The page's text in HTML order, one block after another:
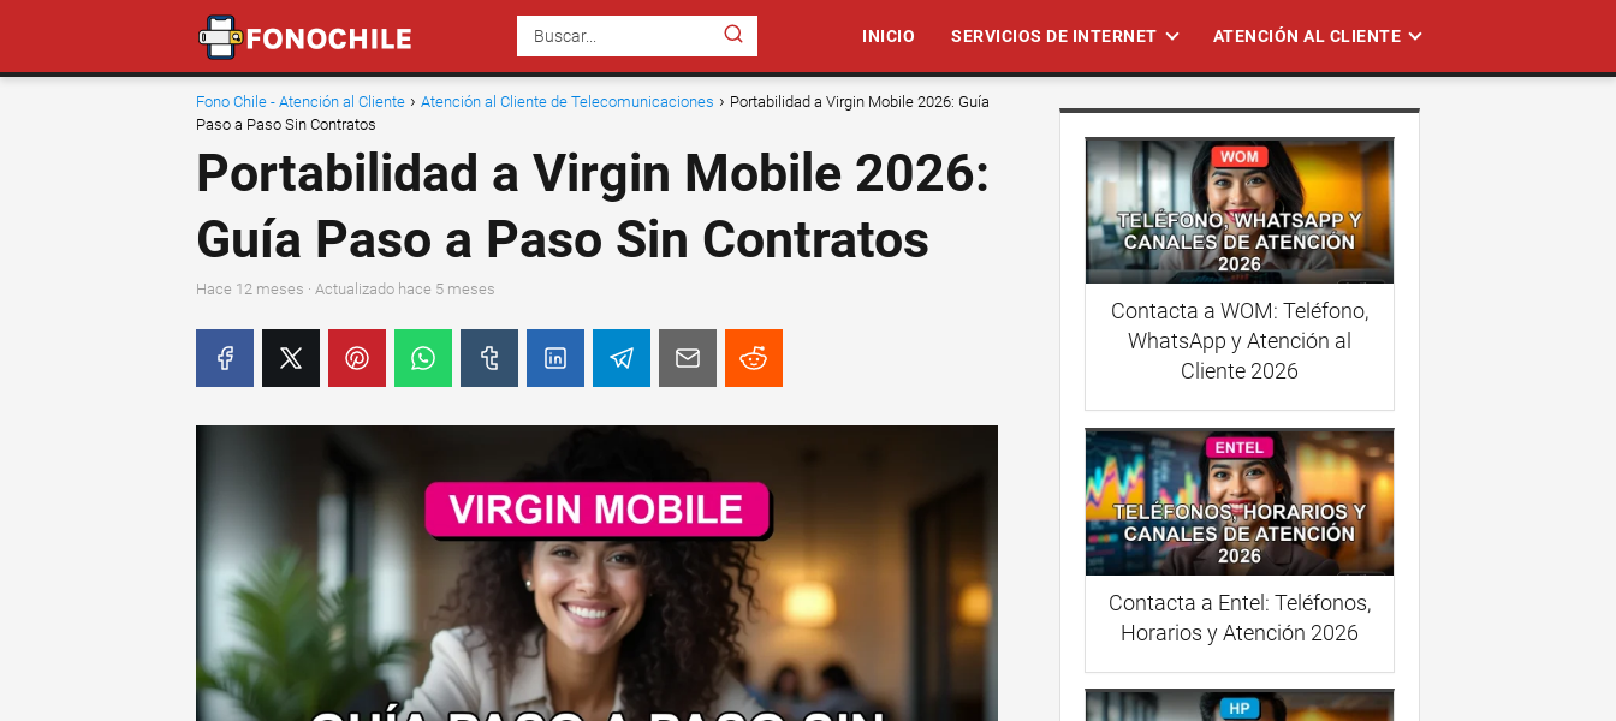
INICIO SERVICIOS DE INTERNET ATENCIÓN AL CLIENTE
Fono Chile - Atención al Cliente Atención al Cliente de Telecomunicaciones
Portabilidad a Virgin Mobile 2026: Guía
Paso a Paso Sin Contratos
Portabilidad a Virgin Mobile 2026:
Guía Paso a Paso Sin Contratos
hace 12 meses · Actualizado hace 5 meses
Contacta a WOM: Teléfono,
WhatsApp y Atención al
Cliente 2026
Contacta a Entel: Teléfonos,
Horarios y Atención 2026